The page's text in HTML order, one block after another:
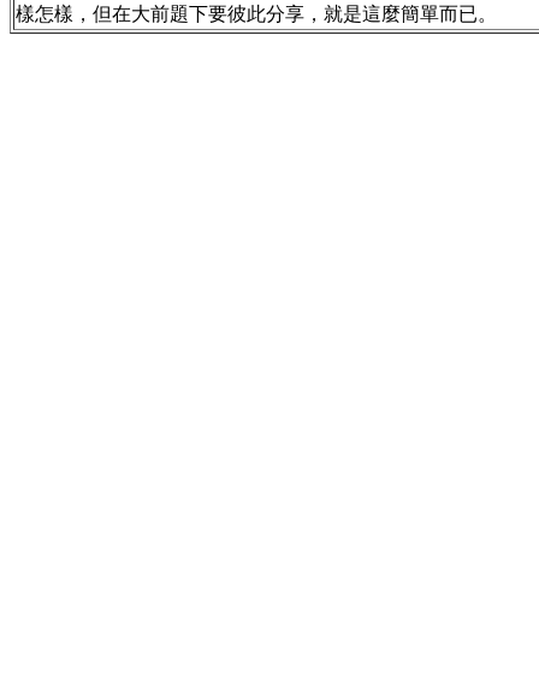
樣怎樣，但在大前題下要彼此分享，就是這麼簡單而已。